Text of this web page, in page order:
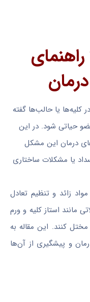
کلیه‌ها یا حالب‌ها گفته
حیاتی شود. در این
درمان این مشکل
یا مشکلات ساختاری
زائد و تنظیم تعادل
مانند استاز کلیه و ورم
کنند. این مقاله به
و پیشگیری از آن‌ها